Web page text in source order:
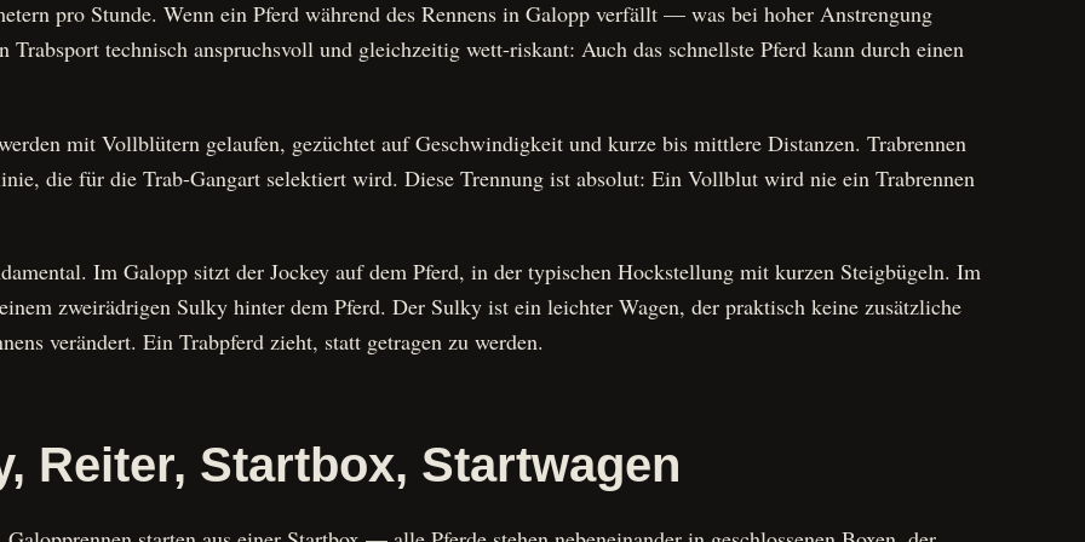
pro Stunde. Wenn ein Pferd während des Rennens in Galopp verfällt — was bei hoher Anstrengung
technisch anspruchsvoll und gleichzeitig wett-riskant: Auch das schnellste Pferd kann durch einen
mit Vollblütern gelaufen, gezüchtet auf Geschwindigkeit und kurze bis mittlere Distanzen. Trabrennen
die für die Trab-Gangart selektiert wird. Diese Trennung ist absolut: Ein Vollblut wird nie ein Trabrennen
Im Galopp sitzt der Jockey auf dem Pferd, in der typischen Hockstellung mit kurzen Steigbügeln. Im
zweirädrigen Sulky hinter dem Pferd. Der Sulky ist ein leichter Wagen, der praktisch keine zusätzliche
verändert. Ein Trabpferd zieht, statt getragen zu werden.
Reiter, Startbox, Startwagen